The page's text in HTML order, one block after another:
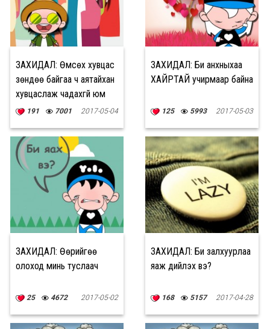
ЗАХИДАЛ: Өмсөх хувцас
зөндөө байгаа ч аятайхан
хувцаслаж чадахгүй юм
191 7001 2017-05-04
ЗАХИДАЛ: Би анхныхаа
ХАЙРТАЙ учирмаар байна
125 5993 2017-05-03
ЗАХИДАЛ: Өөрийгөө
олоход минь туслаач
25 4672 2017-05-02
ЗАХИДАЛ: Би залхуурлаа
яаж дийлэх вэ?
168 5157 2017-04-28